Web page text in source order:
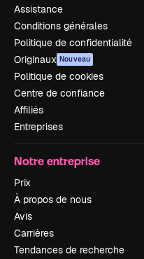
Assistance
Conditions générales
Politique de confidentialité
Originaux Nouveau
Politique de cookies
Centre de confiance
Affiliés
Entreprises
Notre entreprise
Prix
À propos de nous
Avis
Carrières
Tendances de recherche